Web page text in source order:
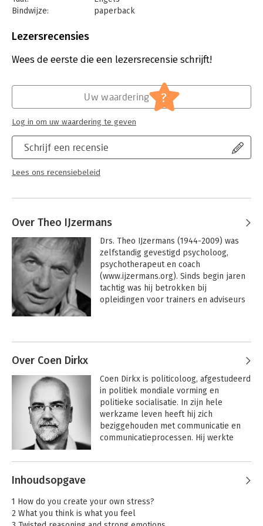
Bindwijze:
paperback
Uitgever:
Verschijningsdatum:
28-11-2023
Lezersrecensies
Wees de eerste die een lezersrecensie schrijft!
Schrijf een recensie
Lees ons recensiebeleid
Uw waardering ?
Log in om uw waardering te geven
Over Theo IJzermans
Drs. Theo IJzermans (1944-2009) was
zelfstandig gevestigd psycholoog,
psychotherapeut en coach
(www.ijzermans.org). Sinds begin jaren
tachtig was hij betrokken bij
opleidingen voor trainers en adviseurs
Zaanstreek/Waterland. Hij was opgeleid
gezinstherapeut.
Bij het Albert Ellis-instituut in New York
werd hij opgeleid tot RET-therapeut.
(Rationeel-Emotieve Therapie) Sinds
1990 was hij erkend supervisor voor dit
sociale vaardigheidstrainingen en
ongehoorzaamheid in organisaties.
Samen met Jan Schouten was hij
Beren op de weg,
spinsels in je hoofd
Over Coen Dirkx
Coen Dirkx is politicoloog, afgestudeerd
in politiek mondiale vorming en
politieke socialisatie. In zijn hele
werkzame leven heeft hij zich
beziggehouden met communicatie en
communicatieprocessen. Hij werkte
of communicatiemanager, o.a. bij
zorgorganisatie Philadelphia, De
Koninklijke Nederlandse Organisatie
van Verloskundigen, Movares,
Andere boeken door Coen Dirkx
Inhoudsopgave
1 How do you create your own stress?
2 What you think is what you feel